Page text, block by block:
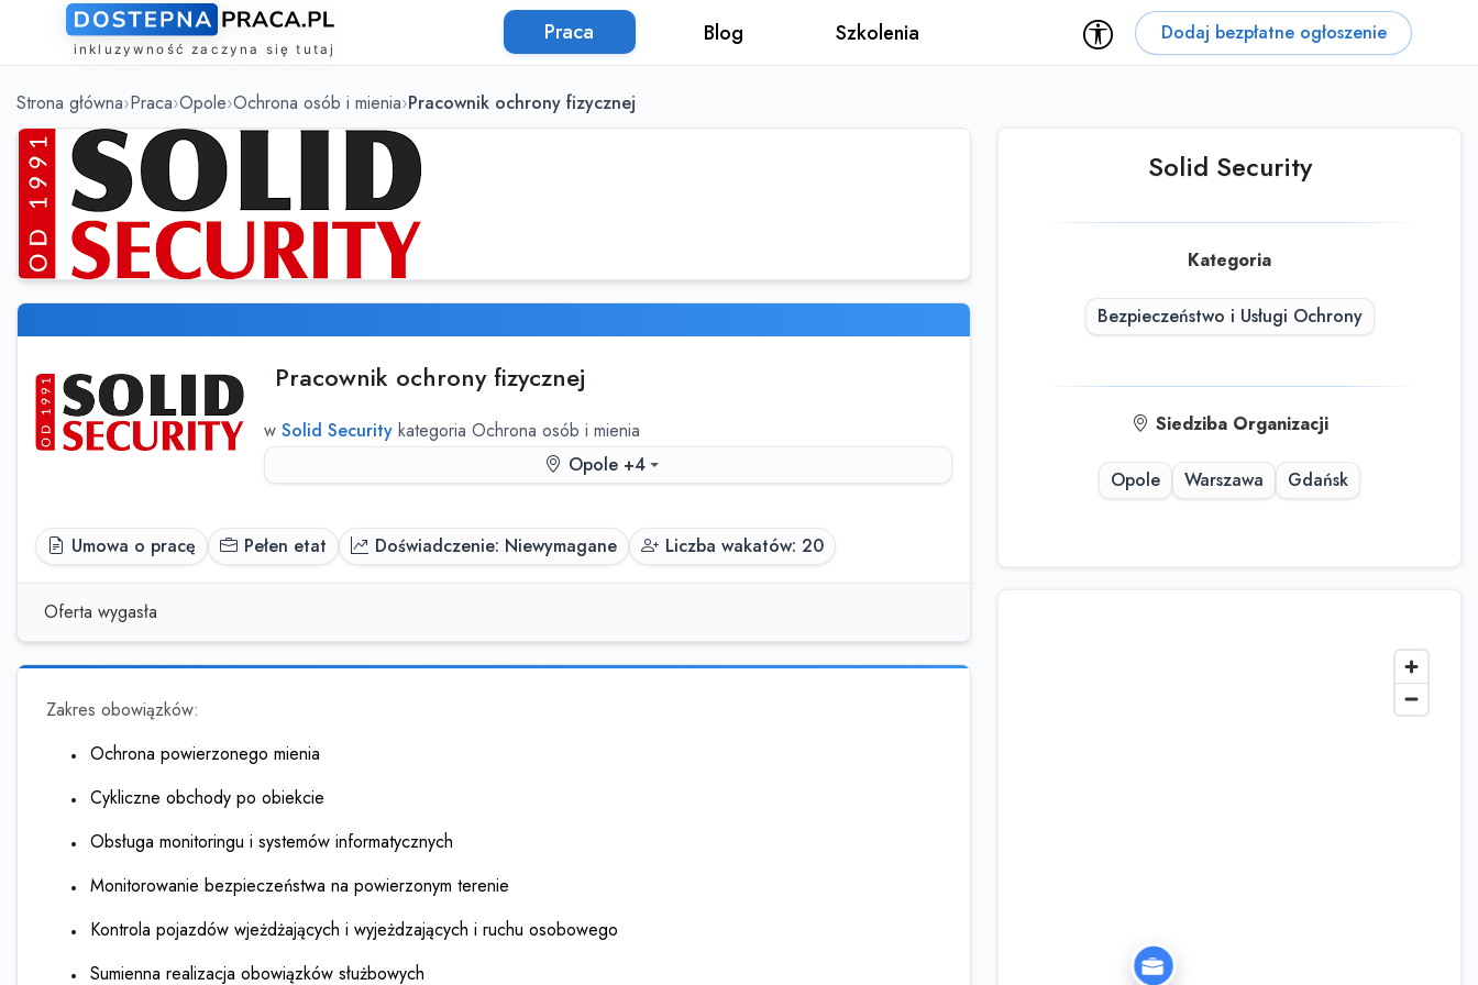
Praca Blog Szkolenia Dodaj bezpłatne ogłoszenie
Strona główna Praca Opole Ochrona osób i mienia Pracownik ochrony fizycznej
Pracownik ochrony fizycznej
w Solid Security kategoria Ochrona osób i mienia
Opole +4
Umowa o pracę Pełen etat Doświadczenie: Niewymagane Liczba wakatów: 20
Oferta wygasła
Zakres obowiązków:
Ochrona powierzonego mienia
Cykliczne obchody po obiekcie
Obsługa monitoringu i systemów informatycznych
Monitorowanie bezpieczeństwa na powierzonym terenie
Kontrola pojazdów wjeżdżających i wyjeżdzających i ruchu osobowego
Sumienna realizacja obowiązków służbowych
Solid Security
Kategoria
Bezpieczeństwo i Usługi Ochrony
Siedziba Organizacji
Opole Warszawa Gdańsk